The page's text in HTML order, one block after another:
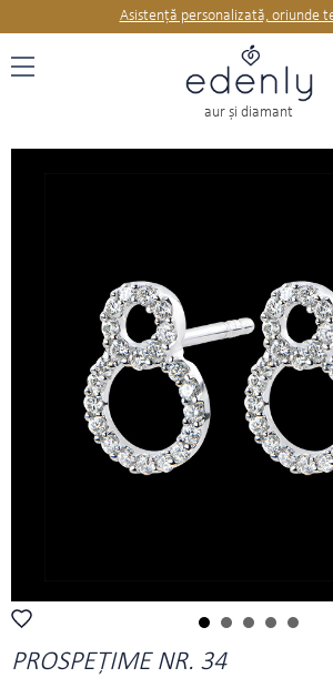
Asistență personalizată, oriunde
aur şi diamant
PROSPEŢIME NR. 34